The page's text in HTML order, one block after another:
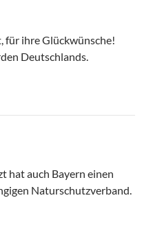
für ihre Glückwünsche!
Deutschlands.
hat auch Bayern einen
Naturschutzverband.